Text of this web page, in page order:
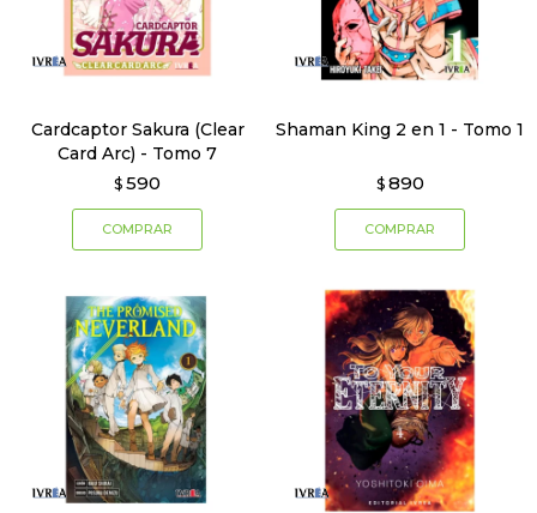
Cardcaptor Sakura (Clear
Card Arc) - Tomo 7
$ 590
Shaman King 2 en 1 - Tomo 1
$ 890